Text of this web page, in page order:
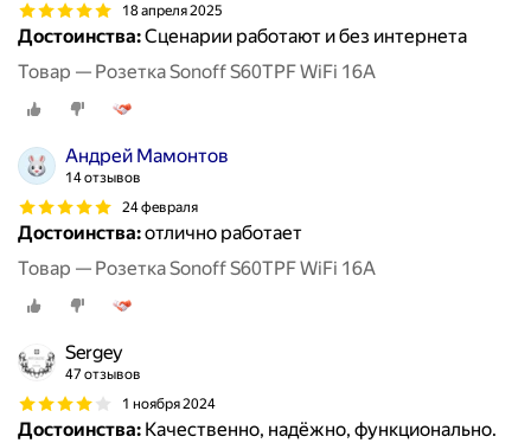
18 апреля 2025
Достоинства:Сценарии работают и без интернета
Товар — Розетка Sonoff S60TPF WiFi 16A
Андрей Мамонтов
14 отзывов
24 февраля
Достоинства:отлично работает
Товар — Розетка Sonoff S60TPF WiFi 16A
Sergey
47 отзывов
1 ноября 2024
Достоинства: Качественно, надёжно, функционально.